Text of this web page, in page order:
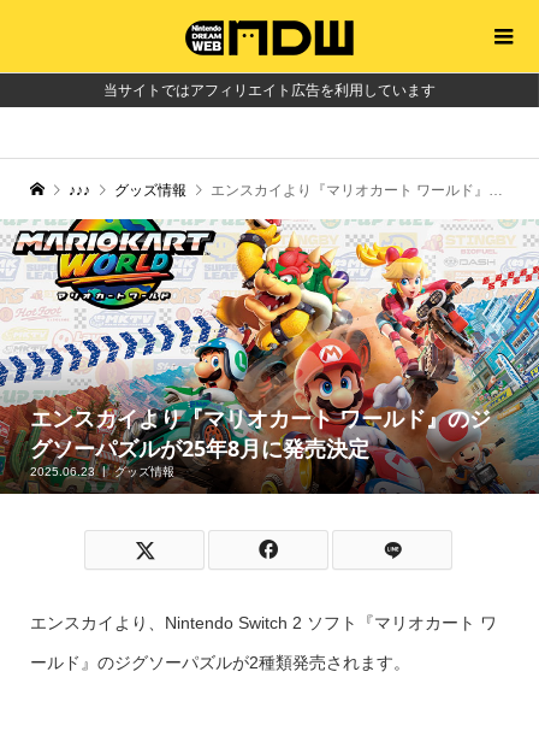
当サイトではアフィリエイト広告を利用しています
♪♪♪ グッズ情報 エンスカイより『マリオカート ワールド』のジグソーパズルが25年8月に発売決定
エンスカイより『マリオカート ワールド』のジ
グソーパズルが25年8月に発売決定
2025.06.23 グッズ情報
エンスカイより、Nintendo Switch 2 ソフト『マリオカート ワ
ールド』のジグソーパズルが2種類発売されます。